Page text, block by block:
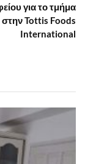
για το τμήμα
Tottis Foods
International